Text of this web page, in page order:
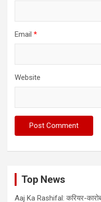
Email *
Website
Top News
Aaj Ka Rashifal: करियर-